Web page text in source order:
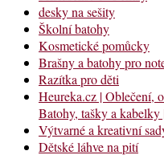
desky na sešity
Školní batohy
Kosmetické pomůcky
Brašny a batohy pro
Razítka pro děti
Heureka.cz | Oblečení,
Batohy, tašky a
Výtvarné a kreativní
Dětské láhve na pití